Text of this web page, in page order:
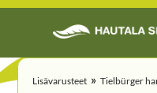
Lisävarusteet » Tielbürger